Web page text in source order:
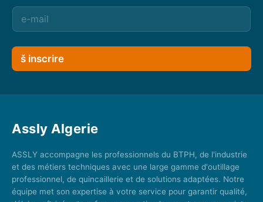
š inscrire
Assly Algerie
ASSLY accompagne les professionnels du BTPH, de l'industrie
et des métiers techniques avec une large gamme d'outillage
professionnel, de quincaillerie et de solutions adaptées. Notre
équipe met son expertise à votre service pour garantir qualité,